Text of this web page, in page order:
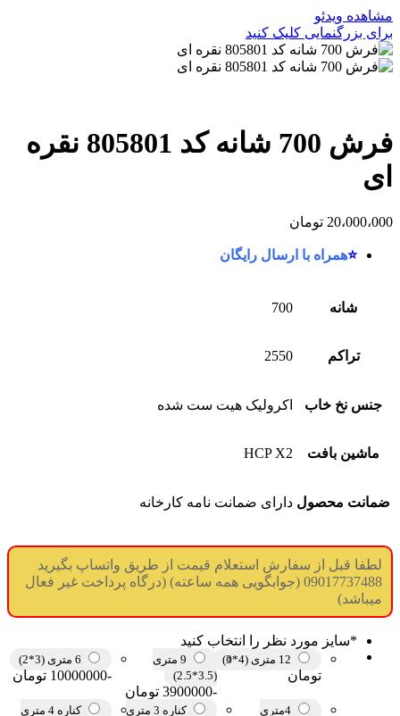
مشاهده ویدئو
برای بزرگنمایی کلیک کنید
فرش 700 شانه کد 805801 نقره
ای
20،000،000 تومان
⭐همراه با ارسال رایگان
شانه 700
تراکم 2550
جنس نخ خاب اکرولیک هیت ست شده
ماشین بافت HCP X2
ضمانت محصول دارای ضمانت نامه کارخانه
لطفا قبل از سفارش استعلام قیمت از طریق واتساپ بگیرید
09017737488 (جوابگویی همه ساعته) (درگاه پرداخت غیر فعال
میباشد)
*سایز مورد نظر را انتخاب کنید
12 متری (4*3)
تومان
9 متری
(3.5*2.5)
-3900000 تومان
6 متری (3*2)
-10000000 تومان
4متری کناره 3 متری کناره 4 متری